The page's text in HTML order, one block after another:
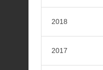
2018
2017